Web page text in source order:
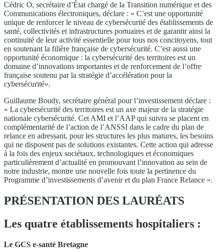
Cédric O, secrétaire d’État chargé de la Transition numérique et des
Communications électroniques, déclare : « C’est une opportunité
unique de renforcer le niveau de cybersécurité des établissements de
santé, collectivités et infrastructures portuaires et de garantir ainsi la
continuité de leur activité essentielle pour tous nos concitoyens, tout
en soutenant la filière française de cybersécurité. C’est aussi une
opportunité économique : la cybersécurité des territoires est un
domaine d’innovations importantes et de renforcement de l’offre
française soutenu par la stratégie d’accélération pour la
cybersécurité».
Guillaume Boudy, secrétaire général pour l’investissement déclare :
« La cybersécurité des territoires est un axe majeur de la stratégie
nationale cybersécurité. Cet AMI et l’AAP qui suivra se placent en
complémentarité de l’action de l’ANSSI dans le cadre du plan de
relance en adressant, pour les structures les plus matures, les besoins
qui ne disposent pas de solutions existantes. Cette action qui adresse
à la fois des enjeux sociétaux, technologiques et économiques
particulièrement d’actualité en promouvant l’innovation au sein de
notre industrie, montre une nouvelle fois toute la pertinence du
Programme d’investissements d’avenir et du plan France Relance ».
PRÉSENTATION DES LAURÉATS
Les quatre établissements hospitaliers :
Le GCS e-santé Bretagne